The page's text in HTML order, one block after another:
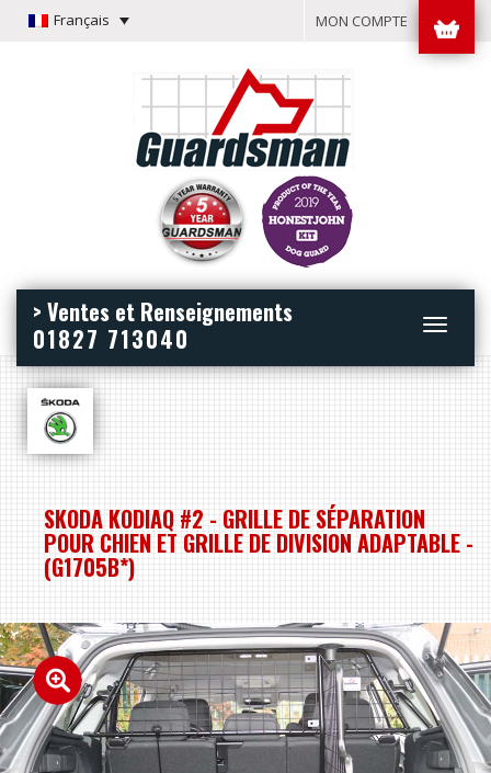
Français MON COMPTE
Toggle
> Ventes et Renseignements
01827 713040
SKODA KODIAQ #2 - GRILLE DE SÉPARATION
POUR CHIEN ET GRILLE DE DIVISION ADAPTABLE -
(G1705B*)